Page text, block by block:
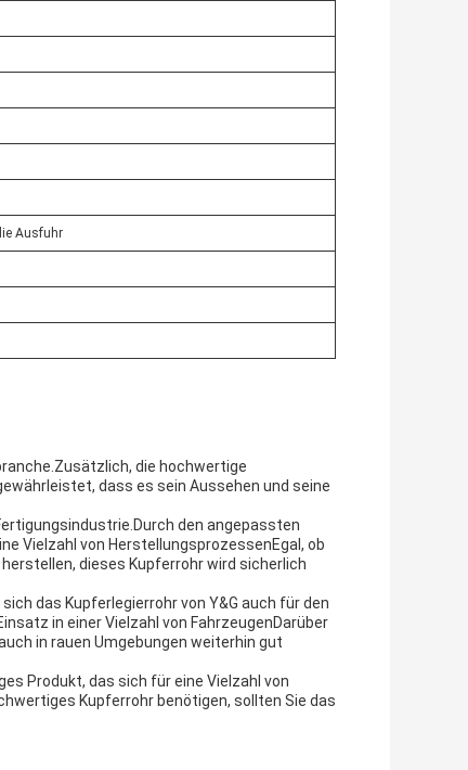
Ausfuhr
die hochwertige
dass es sein Aussehen und seine
den angepassten
Vielzahl von HerstellungsprozessenEgal, ob
dieses Kupferrohr wird sicherlich
das Kupferlegierrohr von Y&G auch für den
in einer Vielzahl von FahrzeugenDarüber
in rauen Umgebungen weiterhin gut
Produkt, das sich für eine Vielzahl von
Kupferrohr benötigen, sollten Sie das